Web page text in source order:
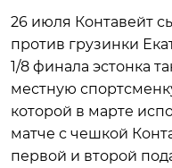
26 июля Контавейт
против грузинки
1/8 финала эстонка
местную
которой в марте
матче с чешкой
первой и второй